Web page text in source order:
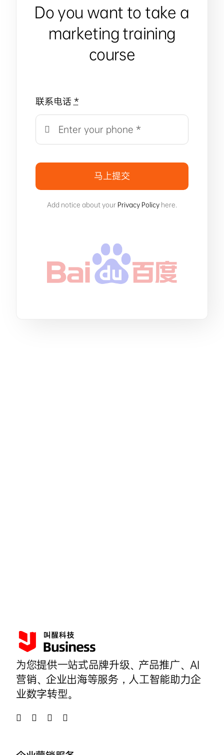
Do you want to take a
marketing training
course
联系电话*
马上提交
Add notice about your Privacy Policy here.
为您提供一站式品牌升级、产品推广、AI
营销、企业出海等服务，人工智能助力企
业数字转型。